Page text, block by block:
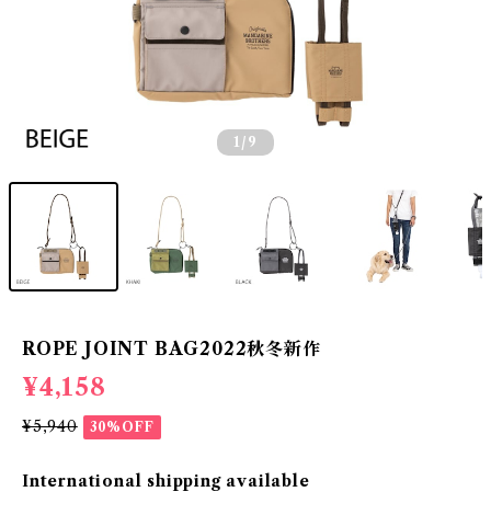
1 /9
ROPE JOINT BAG2022秋冬新作
¥4,158
¥5,940 30%OFF
International shipping available